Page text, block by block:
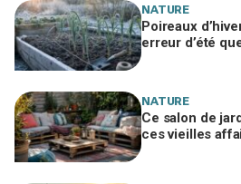
NATURE
Poireaux
erreur d’été
NATURE
Ce salon de
ces vieilles